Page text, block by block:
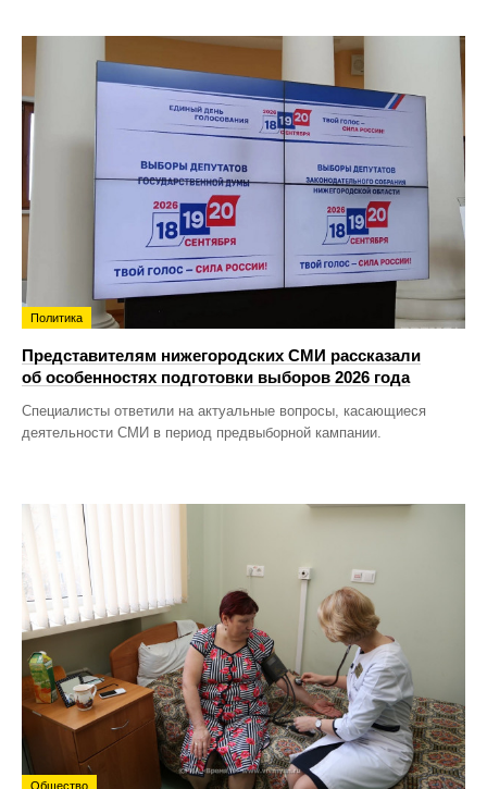
Политика
Представителям нижегородских СМИ рассказали
об особенностях подготовки выборов 2026 года
Специалисты ответили на актуальные вопросы, касающиеся
деятельности СМИ в период предвыборной кампании.
Общество